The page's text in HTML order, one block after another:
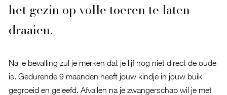
het gezin op volle toeren te laten
draaien.
Na je bevalling zul je merken dat je lijf nog niet direct de oude
is. Gedurende 9 maanden heeft jouw kindje in jouw buik
gegroeid en geleefd. Afvallen na je zwangerschap wil je met